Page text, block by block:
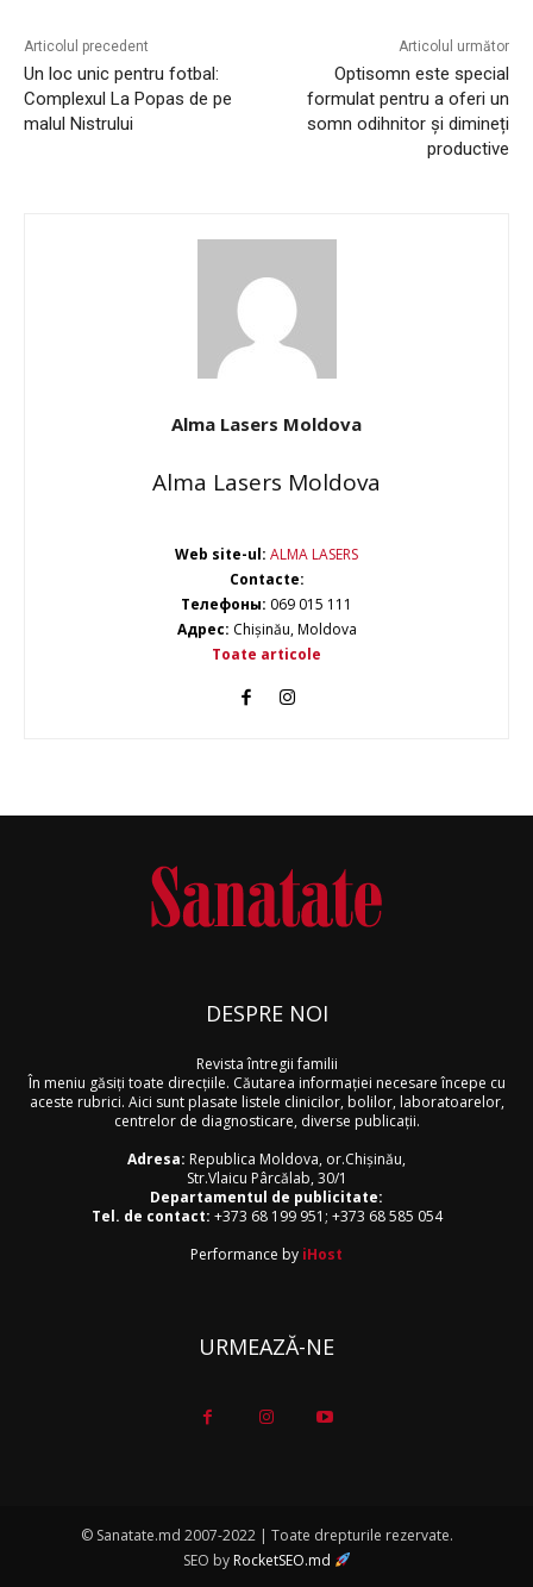
Articolul precedent
Un loc unic pentru fotbal:
Complexul La Popas de pe
malul Nistrului
Articolul următor
Optisomn este special
formulat pentru a oferi un
somn odihnitor și dimineți
productive
Alma Lasers Moldova
Alma Lasers Moldova
Web site-ul: ALMA LASERS
Contacte:
Телефоны: 069 015 111
Адрес: Chișinău, Moldova
Toate articole
DESPRE NOI
Revista întregii familii
În meniu găsiţi toate direcţiile. Căutarea informaţiei necesare începe cu
aceste rubrici. Aici sunt plasate listele clinicilor, bolilor, laboratoarelor,
centrelor de diagnosticare, diverse publicaţii.
Adresa: Republica Moldova, or.Chişinău,
Str.Vlaicu Pârcălab, 30/1
Departamentul de publicitate:
Tel. de contact: +373 68 199 951 ; +373 68 585 054
Performance by iHost
URMEAZĂ-NE
© Sanatate.md 2007-2022 | Toate drepturile rezervate.
SEO by RocketSEO.md